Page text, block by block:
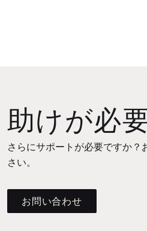
助けが必
さらにサポートが必要ですか？
さい。
お問い合わせ